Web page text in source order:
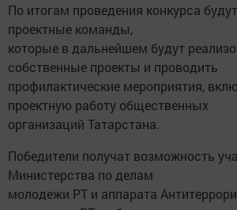
По итогам проведения конкурса
проектные команды,
которые в дальнейшем будут
собственные проекты и проводить
профилактические мероприятия,
проектную работу общественных
организаций Татарстана.
Победители получат возможность
Министерства по делам
молодежи РТ и аппарата